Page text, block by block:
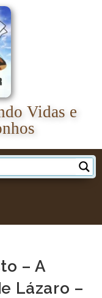
Vidas e
– A
Lázaro –